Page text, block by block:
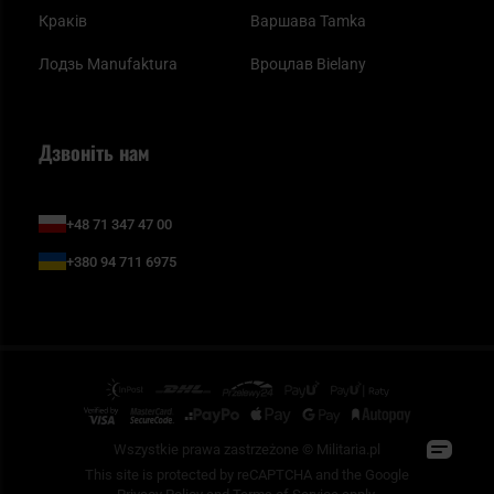
Краків
Лодзь Manufaktura
Варшава Tamka
Вроцлав Bielany
Дзвоніть нам
+48 71 347 47 00
+380 94 711 6975
Wszystkie prawa zastrzeżone © Militaria.pl
This site is protected by reCAPTCHA and the Google